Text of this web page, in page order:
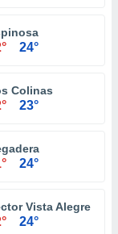
24°
Colinas
23°
24°
Vista Alegre
24°